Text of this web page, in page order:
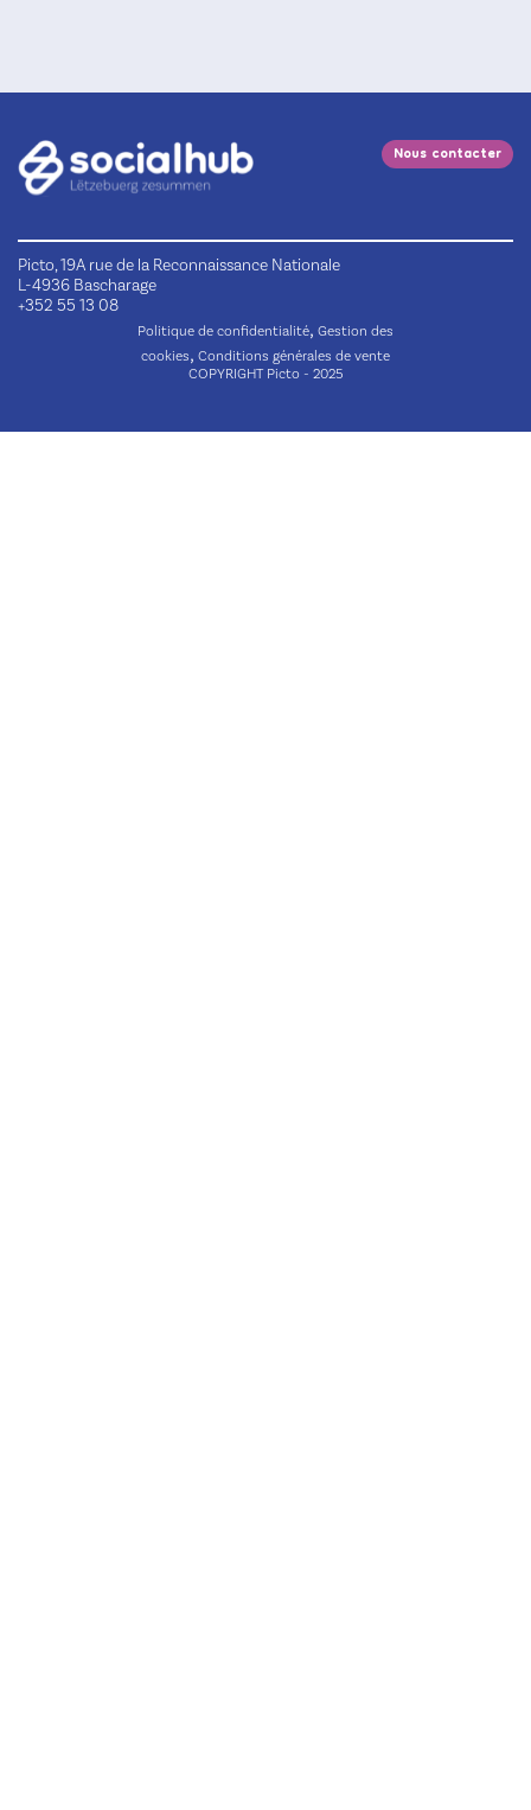
Nous contacter
Picto, 19A rue de la Reconnaissance Nationale
L-4936 Bascharage
+352 55 13 08
Politique de confidentialité, Gestion des
cookies, Conditions générales de vente
COPYRIGHT Picto - 2025